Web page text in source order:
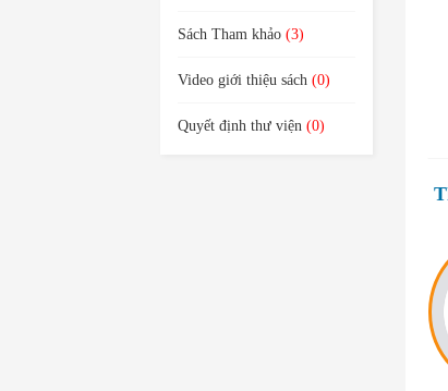
Sách Tham khảo (3)
Video giới thiệu sách (0)
Quyết định thư viện (0)